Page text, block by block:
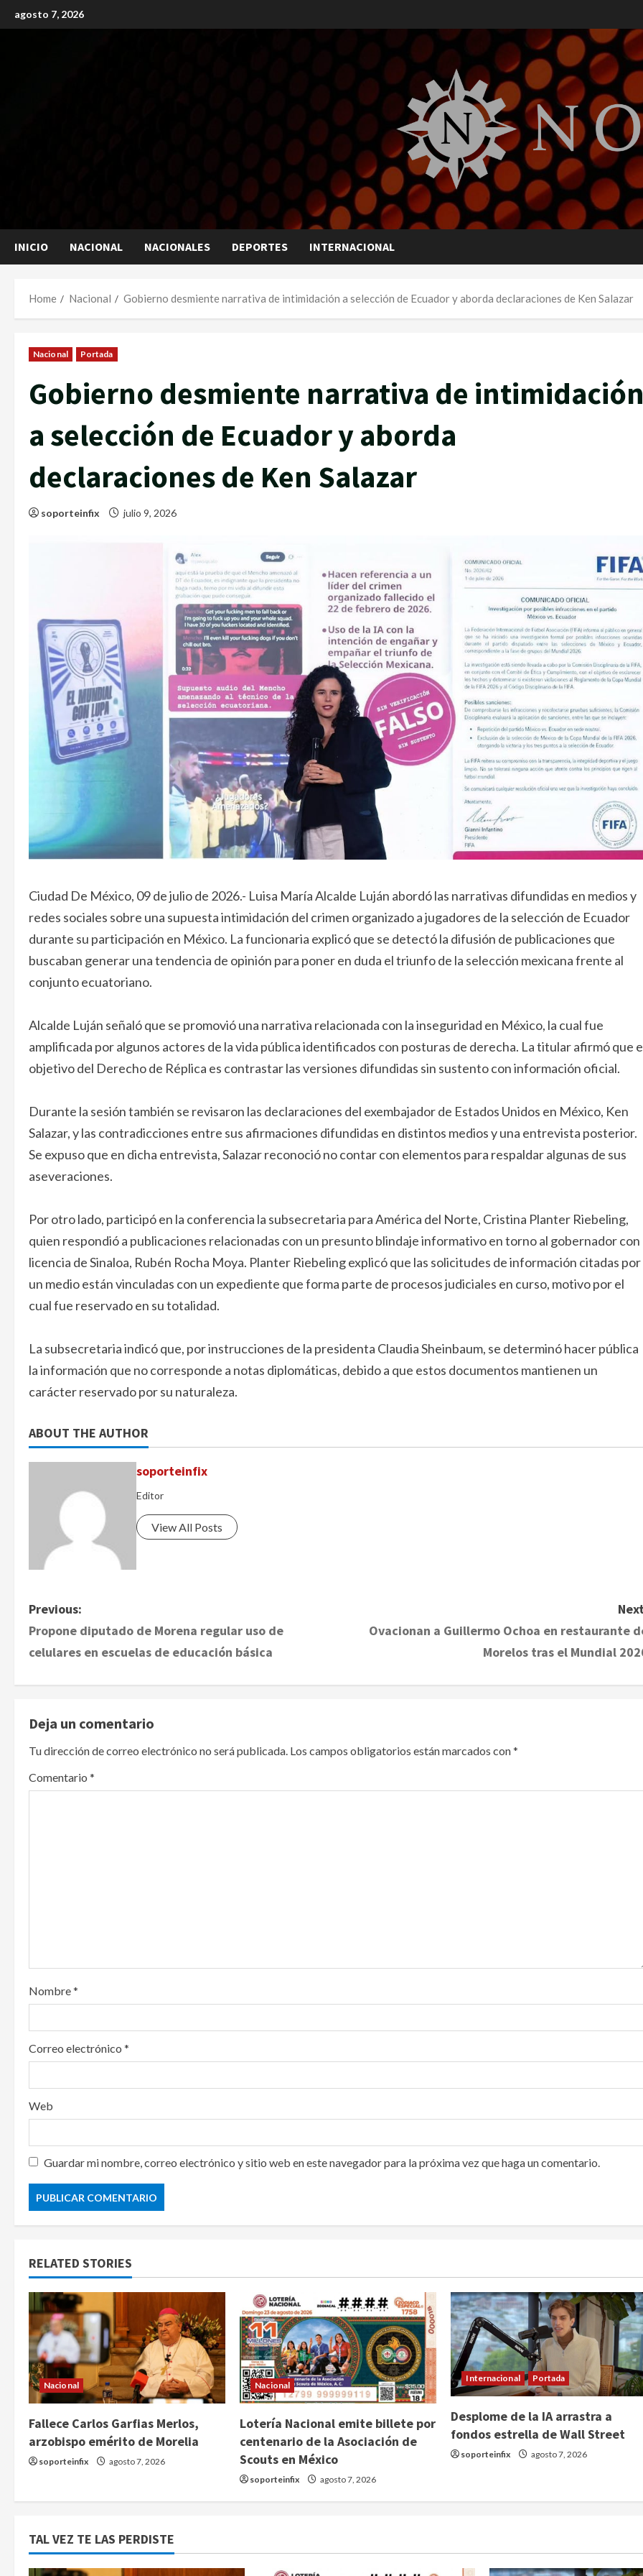
to
agosto 7, 2026
INICIO NACIONAL NACIONALES DEPORTES INTERNACIONAL
Home Nacional Gobierno desmiente narrativa de intimidación a selección de Ecuador y aborda declaraciones de Ken Salazar
Nacional Portada
Gobierno desmiente narrativa de
a selección de Ecuador y aborda
declaraciones de Ken Salazar
soporteinfix julio 9, 2026
Ciudad De México, 09 de julio de 2026.- Luisa María Alcalde Luján abordó las narrativas difundidas en medios y
redes sociales sobre una supuesta intimidación del crimen organizado a jugadores de la selección de Ecuador
durante su participación en México. La funcionaria explicó que se detectó la difusión de publicaciones que
buscaban generar una tendencia de opinión para poner en duda el triunfo de la selección mexicana frente al
conjunto ecuatoriano.
Alcalde Luján señaló que se promovió una narrativa relacionada con la inseguridad en México, la cual fue
amplificada por algunos actores de la vida pública identificados con posturas de derecha. La titular afirmó que
objetivo del Derecho de Réplica es contrastar las versiones difundidas sin sustento con información oficial.
Durante la sesión también se revisaron las declaraciones del exembajador de Estados Unidos en México, Ken
Salazar, y las contradicciones entre sus afirmaciones difundidas en distintos medios y una entrevista posterior.
Se expuso que en dicha entrevista, Salazar reconoció no contar con elementos para respaldar algunas de sus
aseveraciones.
Por otro lado, participó en la conferencia la subsecretaria para América del Norte, Cristina Planter Riebeling,
quien respondió a publicaciones relacionadas con un presunto blindaje informativo en torno al gobernador con
licencia de Sinaloa, Rubén Rocha Moya. Planter Riebeling explicó que las solicitudes de información citadas por
un medio están vinculadas con un expediente que forma parte de procesos judiciales en curso, motivo por el
cual fue reservado en su totalidad.
La subsecretaria indicó que, por instrucciones de la presidenta Claudia Sheinbaum, se determinó hacer pública
la información que no corresponde a notas diplomáticas, debido a que estos documentos mantienen un
carácter reservado por su naturaleza.
ABOUT THE AUTHOR
soporteinfix
Editor
View All Posts
P
o
n
a
v
o
n
Previous:
Propone diputado de Morena regular uso de
celulares en escuelas de educación básica
Ovacionan a Guillermo Ochoa en restaurante
Morelos tras el Mundial
Deja un comentario
Tu dirección de correo electrónico no será publicada. Los campos obligatorios están marcados con*
Comentario *
Nombre*
Correo electrónico *
Web
Guardar mi nombre, correo electrónico y sitio web en este navegador para la próxima vez que haga un comentario.
RELATED STORIES
Nacional
Fallece Carlos Garfias Merlos,
arzobispo emérito de Morelia
soporteinfix agosto 7, 2026
Nacional
Lotería Nacional emite billete por
centenario de la Asociación de
Scouts en México
soporteinfix agosto 7, 2026
Internacional Portada
Desplome de la IA arrastra a
fondos estrella de Wall Street
soporteinfix agosto 7, 2026
TAL VEZ TE LAS PERDISTE